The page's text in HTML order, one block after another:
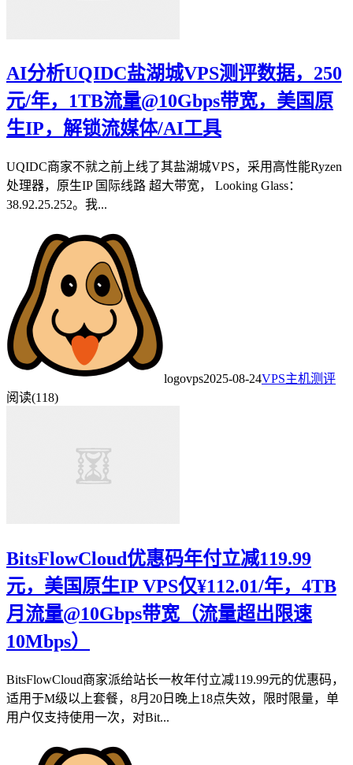
AI分析UQIDC盐湖城VPS测评数据，250
元/年，1TB流量@10Gbps带宽，美国原
生IP，解锁流媒体/AI工具
UQIDC商家不就之前上线了其盐湖城VPS，采用高性能Ryzen
处理器，原生IP 国际线路 超大带宽， Looking Glass：
38.92.25.252。我...
logovps2025-08-24VPS主机测评
阅读(118)
BitsFlowCloud优惠码年付立减119.99
元，美国原生IP VPS仅¥112.01/年，4TB
月流量@10Gbps带宽（流量超出限速
10Mbps）
BitsFlowCloud商家派给站长一枚年付立减119.99元的优惠码，
适用于M级以上套餐，8月20日晚上18点失效，限时限量，单
用户仅支持使用一次，对Bit...